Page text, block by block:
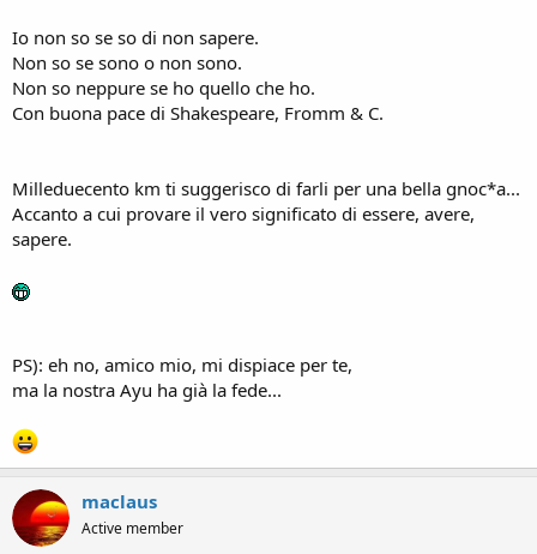
Io non so se so di non sapere.
Non so se sono o non sono.
Non so neppure se ho quello che ho.
Con buona pace di Shakespeare, Fromm & C.
Milleduecento km ti suggerisco di farli per una bella gnoc*a...
Accanto a cui provare il vero significato di essere, avere,
sapere.
PS): eh no, amico mio, mi dispiace per te,
ma la nostra Ayu ha già la fede...
maclaus
Active member